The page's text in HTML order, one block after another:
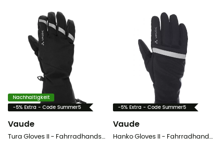
Nachhaltigkeit
-5% Extra - Code Summer5
Vaude
Tura Gloves II - Fahrradhandschuhe
-5% Extra - Code Summer5
Vaude
Hanko Gloves II - Fahrradhandschuhe